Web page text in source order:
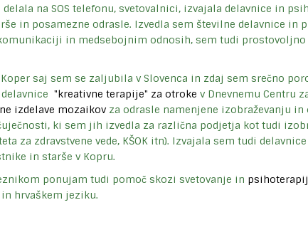
delala na SOS telefonu, svetovalnici, izvajala delavnice in
in posamezne odrasle. Izvedla sem številne delavnice in
in medsebojnim odnosih, sem tudi prostovoljno
saj sem se zaljubila v Slovenca in zdaj sem srečno
"kreativne terapije" za otroke v Dnevnemu Centru
izdelave mozaikovza odrasle namenjene izobraževanju in
ki sem jih izvedla za različna podjetja kot tudi
za zdravstvene vede, KŠOK itn). Izvajala sem tudi
in starše v Kopru.
ponujam tudi pomoč skozi svetovanje in
hrvaškem jeziku.